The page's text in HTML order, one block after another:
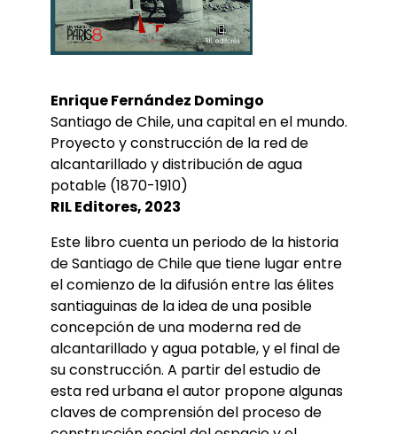
Enrique Fernández Domingo
Santiago de Chile, una capital en el mundo.
Proyecto y construcción de la red de
alcantarillado y distribución de agua
potable (1870-1910)
RIL Editores, 2023
Este libro cuenta un periodo de la historia
de Santiago de Chile que tiene lugar entre
el comienzo de la difusión entre las élites
santiaguinas de la idea de una posible
concepción de una moderna red de
alcantarillado y agua potable, y el final de
su construcción. A partir del estudio de
esta red urbana el autor propone algunas
claves de comprensión del proceso de